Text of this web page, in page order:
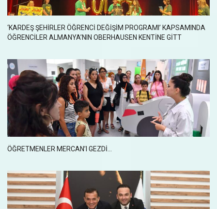
‘KARDEŞ ŞEHİRLER ÖĞRENCİ DEĞİŞİM PROGRAMI’ KAPSAMINDA
ÖĞRENCİLER ALMANYA’NIN OBERHAUSEN KENTİNE GİTT
ÖĞRETMENLER MERCAN’I GEZDI...